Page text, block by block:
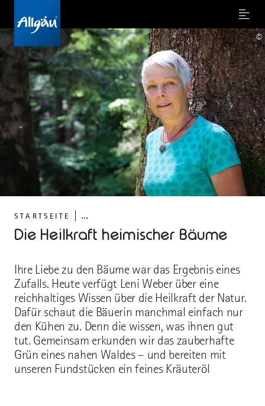
Menu
©
STARTSEITE ...
Die Heilkraft heimischer Bäume
Ihre Liebe zu den Bäume war das Ergebnis eines
Zufalls. Heute verfügt Leni Weber über eine
reichhaltiges Wissen über die Heilkraft der Natur.
Dafür schaut die Bäuerin manchmal einfach nur
den Kühen zu. Denn die wissen, was ihnen gut
tut. Gemeinsam erkunden wir das zauberhafte
Grün eines nahen Waldes – und bereiten mit
unseren Fundstücken ein feines Kräuteröl